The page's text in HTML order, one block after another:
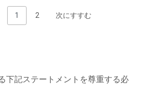
1 2 次にすすむ
下記ステートメントを尊重する必